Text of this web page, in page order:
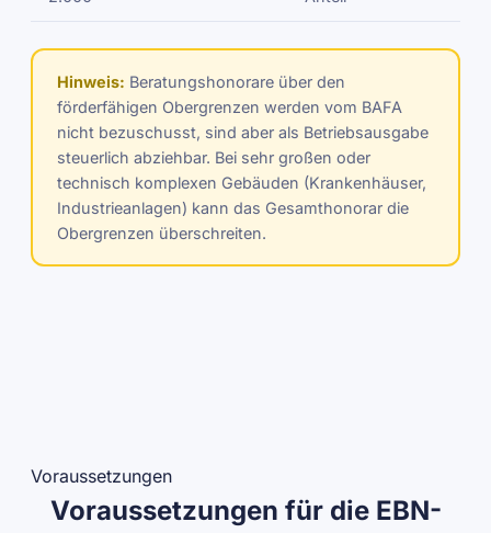
Hinweis: Beratungshonorare über den
förderfähigen Obergrenzen werden vom BAFA
nicht bezuschusst, sind aber als Betriebsausgabe
steuerlich abziehbar. Bei sehr großen oder
technisch komplexen Gebäuden (Krankenhäuser,
Industrieanlagen) kann das Gesamthonorar die
Obergrenzen überschreiten.
Voraussetzungen
Voraussetzungen für die EBN-